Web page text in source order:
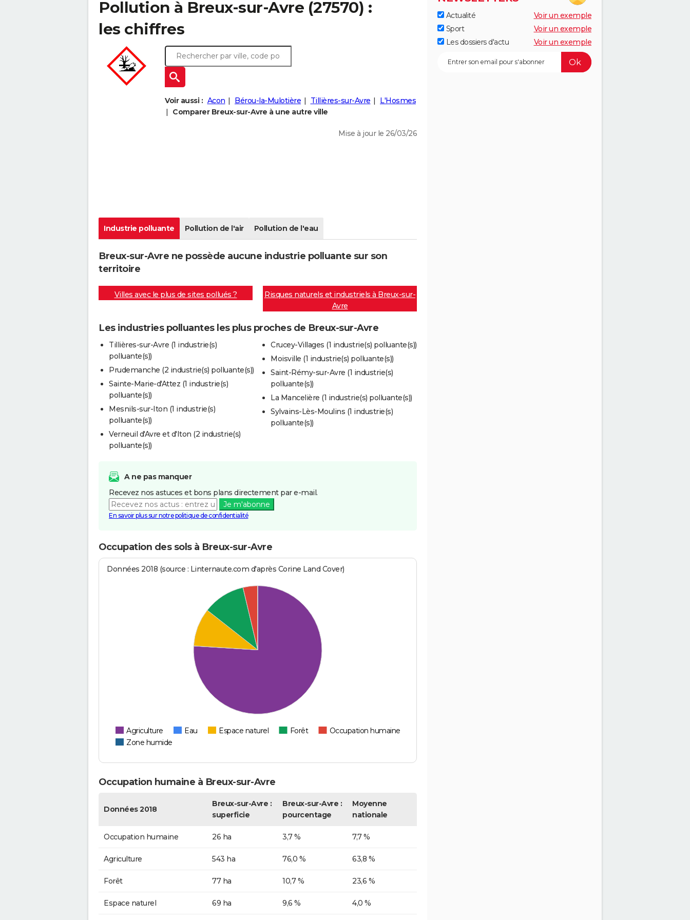
Pollution à Breux-sur-Avre (27570) :
les chiffres
Voir aussi : Acon Bérou-la-Mulotière Tillières-sur-Avre
L'Hosmes
Comparer Breux-sur-Avre à une autre ville
Mise à jour le 26/03/26
Industrie polluante Pollution de l'air Pollution de l'eau
Breux-sur-Avre ne possède aucune industrie polluante sur son
territoire
Villes avec le plus de sites pollués ?
Risques naturels et industriels à Breux-sur-
Avre
Les industries polluantes les plus proches de Breux-sur-Avre
Tillières-sur-Avre (1 industrie(s)
polluante(s))
Prudemanche (2 industrie(s) polluante(s))
Sainte-Marie-d'Attez (1 industrie(s)
polluante(s))
Mesnils-sur-Iton (1 industrie(s)
polluante(s))
Verneuil d'Avre et d'Iton (2 industrie(s)
polluante(s))
Crucey-Villages (1 industrie(s) polluante(s))
Moisville (1 industrie(s) polluante(s))
Saint-Rémy-sur-Avre (1 industrie(s)
polluante(s))
La Mancelière (1 industrie(s) polluante(s))
Sylvains-Lès-Moulins (1 industrie(s)
polluante(s))
A ne pas manquer
Recevez nos astuces et bons plans directement par e-mail.
Je m'abonne
En savoir plus sur notre politique de confidentialité
Occupation des sols à Breux-sur-Avre
Données 2018 (source : Linternaute.com d'après Corine Land Cover)
Agriculture Eau Espace naturel Forêt
Occupation humaine
Zone humide
Occupation humaine à Breux-sur-Avre
Données 2018
Breux-sur-Avre :
superficie
Breux-sur-Avre :
pourcentage
Moyenne
nationale
Occupation humaine 26 ha 3,7 % 7,7 %
Agriculture 543 ha 76,0 % 63,8 %
Forêt 77 ha 10,7 % 23,6 %
Espace naturel 69 ha 9,6 % 4,0 %
Actualité
Voir un exemple
Sport
Voir un exemple
Les dossiers d'actu
Voir un exemple